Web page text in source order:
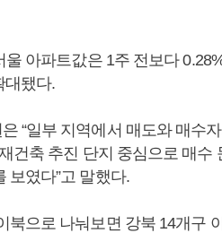
울 아파트값은 1주 전보다
대됐다.
“일부 지역에서 매도와 매수
건축 추진 단지 중심으로 매
보였다”고 말했다.
북으로 나눠보면 강북 14개구